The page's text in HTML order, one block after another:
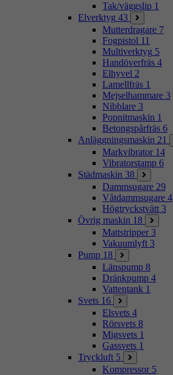
Tak/väggslip 1
Elverktyg 43
Mutterdragare 7
Fogpistol 11
Multiverktyg 5
Handöverfräs 4
Elhyvel 2
Lamellfräs 1
Mejselhammare 3
Nibblare 3
Popnitmaskin 1
Betongspårfräs 6
Anläggningsmaskin 21
Markvibrator 14
Vibratorstamp 6
Städmaskin 38
Dammsugare 29
Våtdammsugare 4
Högtryckstvätt 3
Övrig maskin 18
Mattstripper 3
Vakuumlyft 3
Pump 18
Länspump 8
Dränkpump 4
Vattentank 1
Svets 16
Elsvets 4
Rörsvets 8
Migsvets 1
Gassvets 1
Tryckluft 5
Kompressor 5